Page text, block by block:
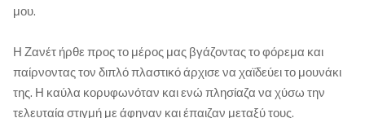
μου.
Η Ζανέτ ήρθε προς το μέρος μας βγάζοντας το φόρεμα και
παίρνοντας τον διπλό πλαστικό άρχισε να χαϊδεύει το μουνάκι
της. Η καύλα κορυφωνόταν και ενώ πλησίαζα να χύσω την
τελευταία στιγμή με άφηναν και έπαιζαν μεταξύ τους.